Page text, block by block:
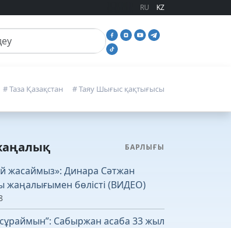
RU KZ
# Таза Қазақстан # Таяу Шығыс қақтығысы
БАРЛЫҒЫ
жасаймыз»: Динара Сәтжан
жаңалығымен бөлісті (ВИДЕО)
сұраймын”: Сабыржан асаба 33 жыл